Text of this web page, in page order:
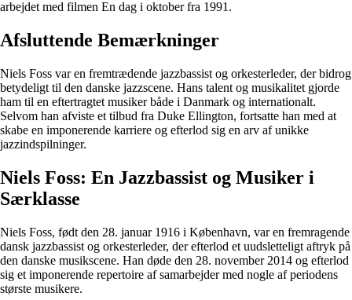
arbejdet med filmen En dag i oktober fra 1991.
Afsluttende Bemærkninger
Niels Foss var en fremtrædende jazzbassist og orkesterleder, der bidrog
betydeligt til den danske jazzscene. Hans talent og musikalitet gjorde
ham til en eftertragtet musiker både i Danmark og internationalt.
Selvom han afviste et tilbud fra Duke Ellington, fortsatte han med at
skabe en imponerende karriere og efterlod sig en arv af unikke
jazzindspilninger.
Niels Foss: En Jazzbassist og Musiker i
Særklasse
Niels Foss, født den 28. januar 1916 i København, var en fremragende
dansk jazzbassist og orkesterleder, der efterlod et uudsletteligt aftryk på
den danske musikscene. Han døde den 28. november 2014 og efterlod
sig et imponerende repertoire af samarbejder med nogle af periodens
største musikere.